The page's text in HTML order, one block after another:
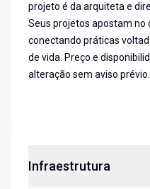
projeto é da arquiteta e
Seus projetos apostam no
conectando práticas
de vida. Preço e
alteração sem aviso prévio.
Infraestrutura